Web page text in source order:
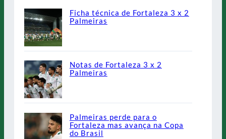
Ficha técnica de Fortaleza 3 x 2
Palmeiras
Notas de Fortaleza 3 x 2
Palmeiras
Palmeiras perde para o
Fortaleza mas avança na Copa
do Brasil